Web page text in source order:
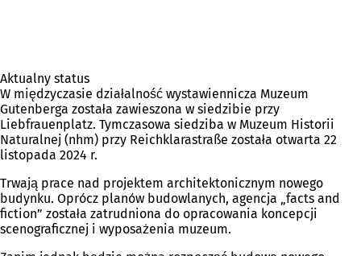
Aktualny status
W międzyczasie działalność wystawiennicza Muzeum
Gutenberga została zawieszona w siedzibie przy
Liebfrauenplatz. Tymczasowa siedziba w Muzeum Historii
Naturalnej (nhm) przy Reichklarastraße została otwarta 22
listopada 2024 r.
Trwają prace nad projektem architektonicznym nowego
budynku. Oprócz planów budowlanych, agencja „facts and
fiction” została zatrudniona do opracowania koncepcji
scenograficznej i wyposażenia muzeum.